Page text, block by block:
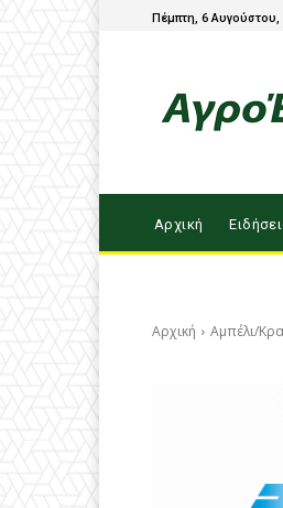
Πέμπτη, 6 Αυγούστου,
Αρχική
Αρχική Αμπέλι/